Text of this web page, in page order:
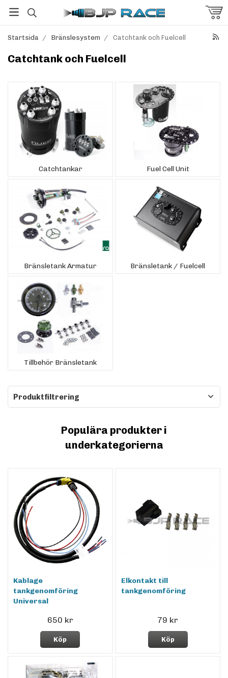
Startsida / Bränslesystem / Catchtank och Fuelcell
Catchtank och Fuelcell
Catchtankar Fuel Cell Unit
Bränsletank Armatur Bränsletank / Fuelcell
Tillbehör Bränsletank
Produktfiltrering
Populära produkter i
underkategorierna
Kablage
tankgenomföring
Universal
650 kr
Köp
Elkontakt till
tankgenomföring
79 kr
Köp